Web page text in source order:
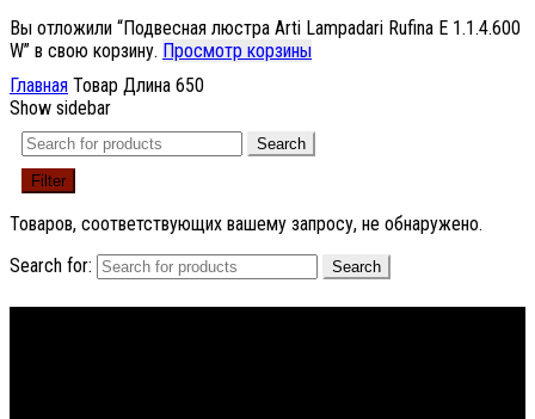
Вы отложили “Подвесная люстра Arti Lampadari Rufina E 1.1.4.600
W” в свою корзину. Просмотр корзины
Главная Товар Длина 650
Show sidebar
Search
Filter
Товаров, соответствующих вашему запросу, не обнаружено.
Search for:
Search